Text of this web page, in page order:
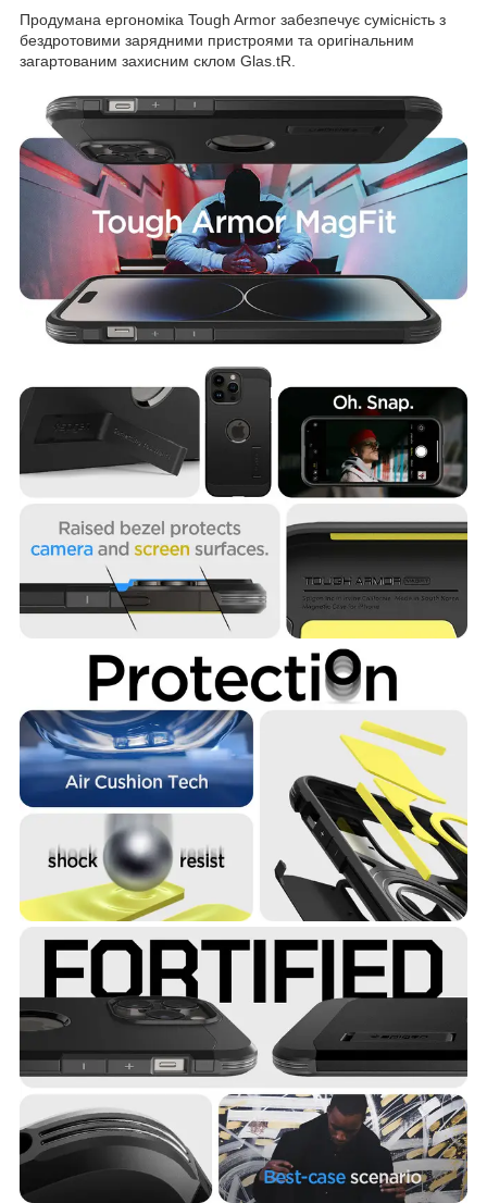
Продумана ергономіка Tough Armor забезпечує сумісність з
бездротовими зарядними пристроями та оригінальним
загартованим захисним склом Glas.tR.